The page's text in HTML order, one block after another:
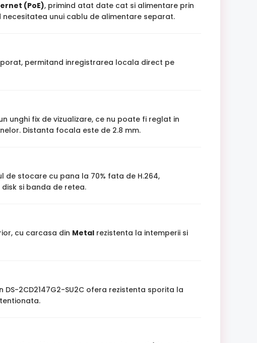
(PoE), primind atat date cat si alimentare prin
unui cablu de alimentare separat.
permitand inregistrarea locala direct pe
unghi fix de vizualizare, ce nu poate fi reglat in
Distanta focala este de 2.8 mm.
de stocare cu pana la 70% fata de H.264,
si banda de retea.
cu carcasa din Metal rezistenta la intemperii si
2CD2147G2-SU2C ofera rezistenta sporita la